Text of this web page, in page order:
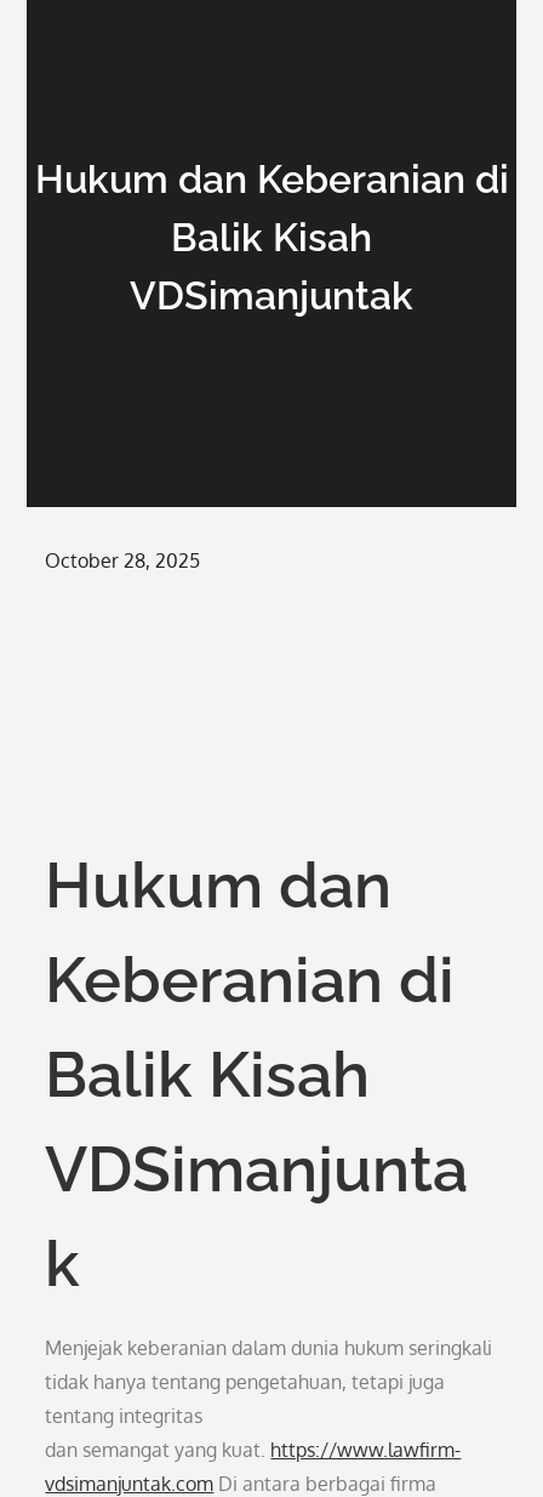
Hukum dan Keberanian di
Balik Kisah
VDSimanjuntak
Posted
October 28, 2025
Hukum dan
Keberanian di
Balik Kisah
VDSimanjunta
k
Menjejak keberanian dalam dunia hukum seringkali
tidak hanya tentang pengetahuan, tetapi juga
tentang integritas
dan semangat yang kuat. https://www.lawfirm-
vdsimanjuntak.com Di antara berbagai firma